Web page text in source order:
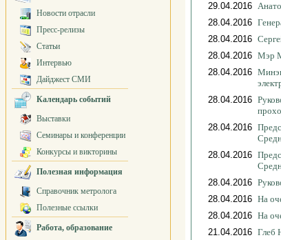
Новости отрасли
Пресс-релизы
Статьи
Интервью
Дайджест СМИ
Календарь событий
Выставки
Семинары и конференции
Конкурсы и викторины
Полезная информация
Справочник метролога
Полезные ссылки
Работа, образование
29.04.2016
28.04.2016
28.04.2016
28.04.2016 Мэр
28.04.2016
28.04.2016
28.04.2016
28.04.2016
28.04.2016
28.04.2016 На
28.04.2016 На
21.04.2016 Глеб